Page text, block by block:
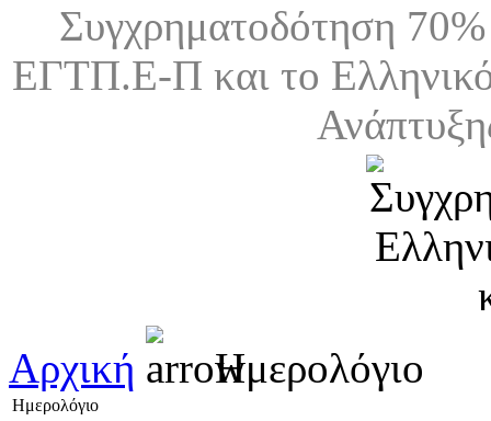
Συγχρηματοδότηση
ΕΓΤΠ.Ε-Π και το
Αρχική Ημερολόγιο
Ημερολόγιο